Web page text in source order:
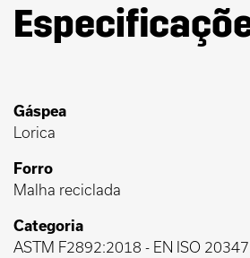
Gáspea
Lorica
Forro
Malha reciclada
Categoria
ASTM F2892:2018 - EN ISO